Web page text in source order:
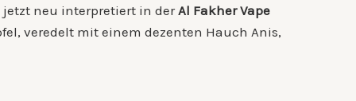
jetzt neu interpretiert in derAl Fakher Vape
veredelt mit einem dezenten Hauch Anis,